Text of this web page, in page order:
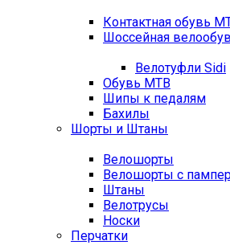
Контактная обувь
Шоссейная
Велотуфли Sidi
Обувь MTB
Шипы к педалям
Бахилы
Шорты и Штаны
Велошорты
Велошорты с
Штаны
Велотрусы
Носки
Перчатки